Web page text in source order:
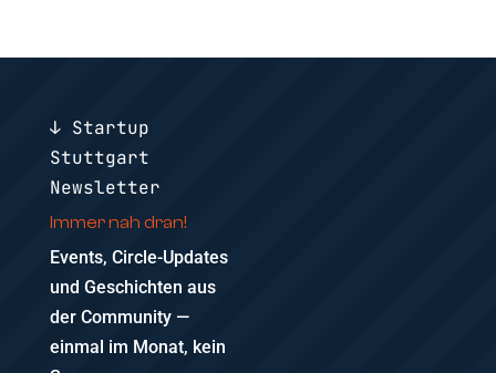
↓ Startup
Stuttgart
Newsletter
Immer nah dran!
Events, Circle-Updates
und Geschichten aus
der Community —
einmal im Monat, kein